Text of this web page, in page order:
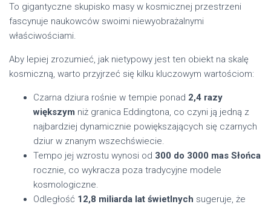
To gigantyczne skupisko masy w kosmicznej przestrzeni
fascynuje naukowców swoimi niewyobrażalnymi
właściwościami.
Aby lepiej zrozumieć, jak nietypowy jest ten obiekt na skalę
kosmiczną, warto przyjrzeć się kilku kluczowym wartościom:
Czarna dziura rośnie w tempie ponad 2,4 razy
większym niż granica Eddingtona, co czyni ją jedną z
najbardziej dynamicznie powiększających się czarnych
dziur w znanym wszechświecie.
Tempo jej wzrostu wynosi od 300 do 3000 mas Słońca
rocznie, co wykracza poza tradycyjne modele
kosmologiczne.
Odległość 12,8 miliarda lat świetlnych sugeruje, że